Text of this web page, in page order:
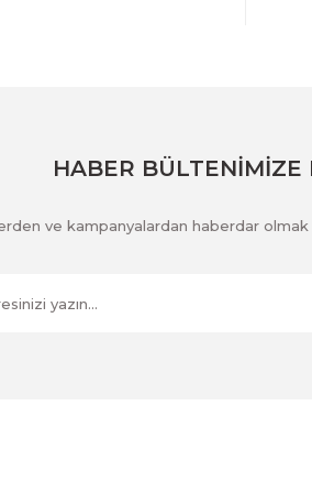
HABER BÜLTENİMİZE
ve kampanyalardan haberdar